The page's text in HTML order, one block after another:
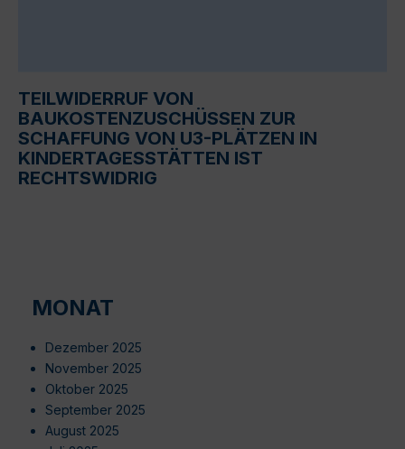
TEILWIDERRUF VON
BAUKOSTENZUSCHÜSSEN ZUR
SCHAFFUNG VON U3-PLÄTZEN IN
KINDERTAGESSTÄTTEN IST
RECHTSWIDRIG
MONAT
Dezember 2025
November 2025
Oktober 2025
September 2025
August 2025